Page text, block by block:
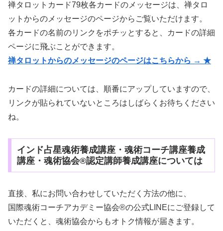
禅タロットカード79枚各カードのメッセージは、禅タロ
ットからのメッセージのページからご覧いただけます。
各カードの名前のリンクをポチッとすると、カードの詳細
ページに飛ぶことができます。
禅タロットからのメッセージのページはこちらから → ★
カードの詳細については、順番にアップしていますので、
リンクが貼られていないところはしばらくお待ちください
ね。
インド占星魂術養成講座・魂術コーチ講座養成
講座・魂術協会®認定講師養成講座については
直接、私にお問い合わせしていただく方法の他に、
国際魂術コーチアカデミー協会®の公式LINEにご登録して
いただくと、魂術協会からもオトク情報が届きます。